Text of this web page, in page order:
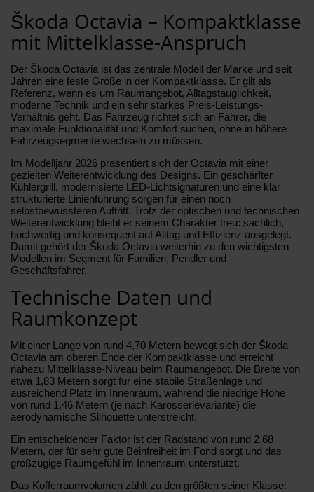
Škoda Octavia – Kompaktklasse
mit Mittelklasse-Anspruch
Der Škoda Octavia ist das zentrale Modell der Marke und seit
Jahren eine feste Größe in der Kompaktklasse. Er gilt als
Referenz, wenn es um Raumangebot, Alltagstauglichkeit,
moderne Technik und ein sehr starkes Preis-Leistungs-
Verhältnis geht. Das Fahrzeug richtet sich an Fahrer, die
maximale Funktionalität und Komfort suchen, ohne in höhere
Fahrzeugsegmente wechseln zu müssen.
Im Modelljahr 2026 präsentiert sich der Octavia mit einer
gezielten Weiterentwicklung des Designs. Ein geschärfter
Kühlergrill, modernisierte LED-Lichtsignaturen und eine klar
strukturierte Linienführung sorgen für einen noch
selbstbewussteren Auftritt. Trotz der optischen und technischen
Weiterentwicklung bleibt er seinem Charakter treu: sachlich,
hochwertig und konsequent auf Alltag und Effizienz ausgelegt.
Damit gehört der Škoda Octavia weiterhin zu den wichtigsten
Modellen im Segment für Familien, Pendler und
Geschäftsfahrer.
Technische Daten und
Raumkonzept
Mit einer Länge von rund 4,70 Metern bewegt sich der Škoda
Octavia am oberen Ende der Kompaktklasse und erreicht
nahezu Mittelklasse-Niveau beim Raumangebot. Die Breite von
etwa 1,83 Metern sorgt für eine stabile Straßenlage und
ausreichend Platz im Innenraum, während die niedrige Höhe
von rund 1,46 Metern (je nach Karosserievariante) die
aerodynamische Silhouette unterstreicht.
Ein entscheidender Faktor ist der Radstand von rund 2,68
Metern, der für sehr gute Beinfreiheit im Fond sorgt und das
großzügige Raumgefühl im Innenraum unterstützt.
Das Kofferraumvolumen zählt zu den größten seiner Klasse: